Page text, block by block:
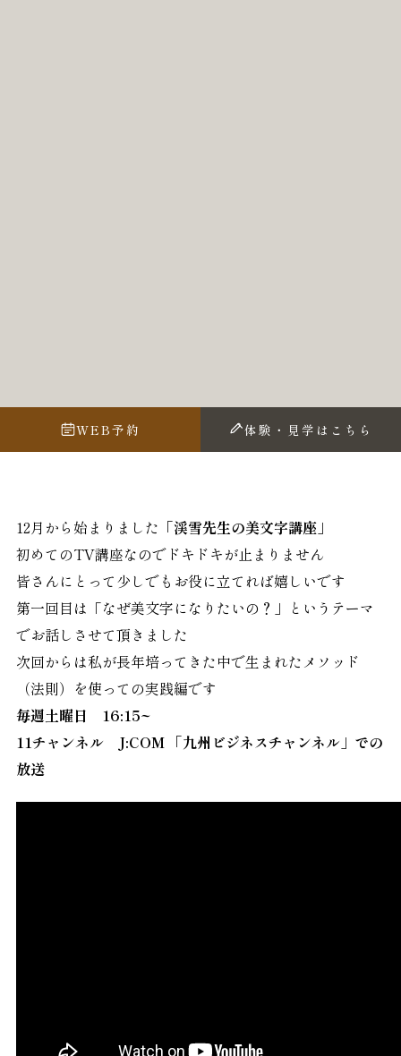
WEB予約 体験・見学はこちら
12月から始まりました 「渓雪先生の美文字講座」
初めてのTV講座なのでドキドキが止まりません
皆さんにとって少しでもお役に立てれば嬉しいです
第一回目は「なぜ美文字になりたいの？」というテーマ
でお話しさせて頂きました
次回からは私が長年培ってきた中で生まれたメソッド
（法則）を使っての実践編です
毎週土曜日 16:15~
11チャンネル J:COM 「九州ビジネスチャンネル」での
放送